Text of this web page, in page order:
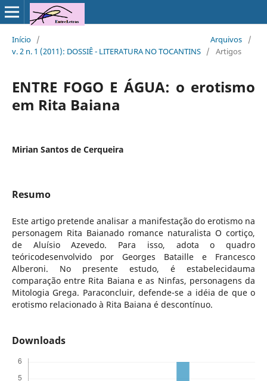
Início / Arquivos
/
v. 2 n. 1 (2011): DOSSIÊ - LITERATURA NO TOCANTINS / Artigos
ENTRE FOGO E ÁGUA: o erotismo
em Rita Baiana
Mirian Santos de Cerqueira
Resumo
Este artigo pretende analisar a manifestação do erotismo na
personagem Rita Baianado romance naturalista O cortiço,
de Aluísio Azevedo. Para isso, adota o quadro
teóricodesenvolvido por Georges Bataille e Francesco
Alberoni. No presente estudo, é estabelecidauma
comparação entre Rita Baiana e as Ninfas, personagens da
Mitologia Grega. Paraconcluir, defende-se a idéia de que o
erotismo relacionado à Rita Baiana é descontínuo.
Downloads